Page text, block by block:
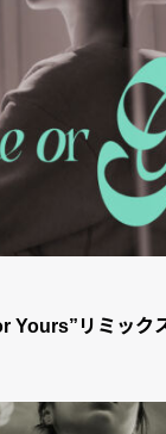
Yours”リミック